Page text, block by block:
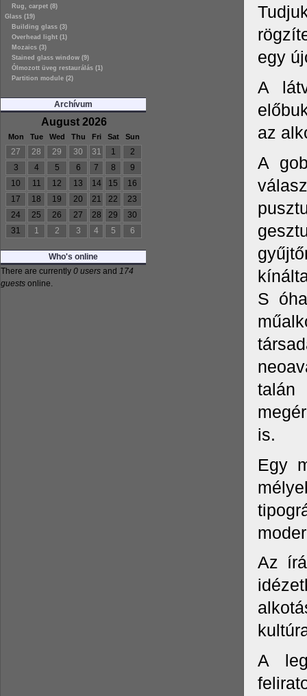
Rug, carpet (8)
Glass (19)
Building glass (3)
Overhead light (1)
Mozaics (3)
Stained glass window (9)
Ólmozott üveg restaurálás (1)
Partition module (2)
Archívum
August 2026
Mon Tue Wed Thu Fri Sat Sun
27 28 29 30 31 1
2
3
4 5 6 7 8
9
10
11 12 13 14 15
16
17
18 19 20 21 22
23
24
25 26 27 28 29
30
31
1 2 3 4 5 6
Who's online
There are currently 0 users and 174
guests online.
egy
A
az
A
S
talán
is.
Egy
Az
A